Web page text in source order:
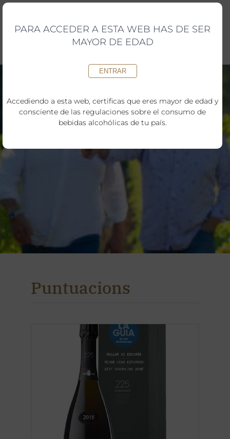
Saltar
contenido
Puntuacions
PARA ACCEDER A ESTA WEB HAS DE SER
MAYOR DE EDAD
ENTRAR
Accediendo a esta web, certificas que eres mayor de edad y
consciente de las regulaciones sobre el consumo de
bebidas alcohólicas de tu país.